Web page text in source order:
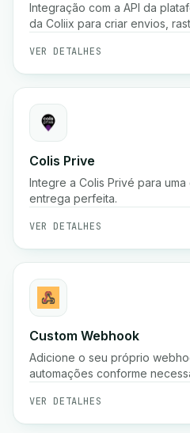
Integração com a API da
da Coliix para criar envios,
VER DETALHES
Colis Prive
Integre a Colis Privé para
entrega perfeita.
VER DETALHES
Custom Webhook
Adicione o seu próprio
automações conforme
VER DETALHES